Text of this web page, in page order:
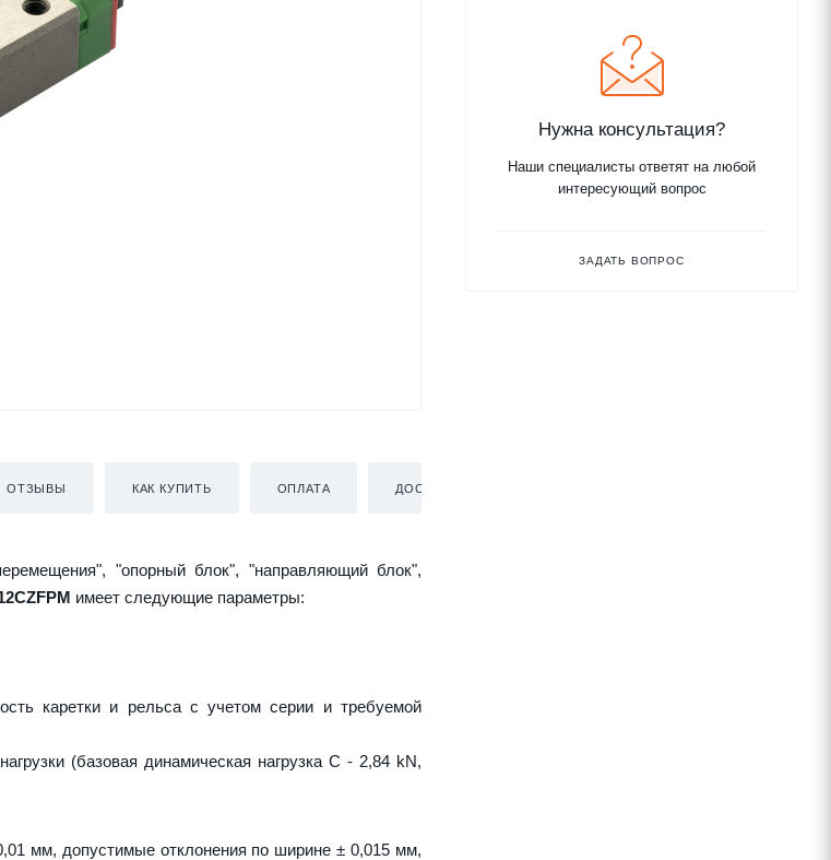
ОТЗЫВЫ КАК КУПИТЬ ОПЛАТА ДОСТАВКА
"опорный блок", "направляющий блок",
имеет следующие параметры:
каретки и рельса с учетом серии и требуемой
(базовая динамическая нагрузка C - 2,84 kN,
мм, допустимые отклонения по ширине ± 0,015 мм,
Нужна консультация?
Наши специалисты ответят на любой
интересующий вопрос
ЗАДАТЬ ВОПРОС